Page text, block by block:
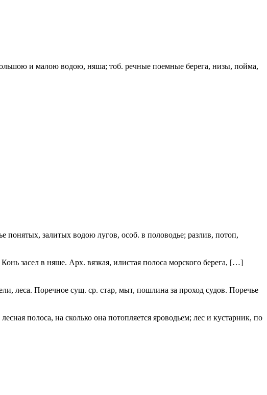
и малою водою, няша; тоб. речные поемные берега, низы, пойма,
залитых водою лугов, особ. в половодье; разлив, потоп,
засел в няше. Арх. вязкая, илистая полоса морского берега, […]
леса. Поречное сущ. ср. стар, мыт, пошлина за проход судов. Поречье
полоса, на сколько она потопляется яроводьем; лес и кустарник, по